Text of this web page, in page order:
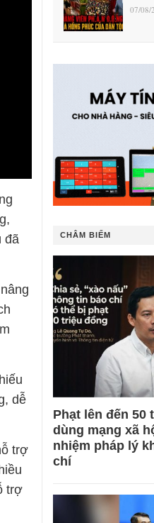
đã
dễ
trợ
trợ
07/08/
CHÂM BIẾM
Phạt lên đến
dùng mạng xã
nhiệm pháp lý
chí